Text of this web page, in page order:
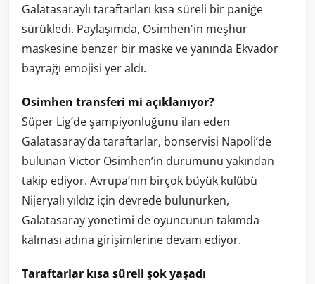
Galatasaraylı taraftarları kısa süreli bir paniğe
sürükledi. Paylaşımda, Osimhen'in meşhur
maskesine benzer bir maske ve yanında Ekvador
bayrağı emojisi yer aldı.
Osimhen transferi mi açıklanıyor?
Süper Lig’de şampiyonluğunu ilan eden
Galatasaray’da taraftarlar, bonservisi Napoli’de
bulunan Victor Osimhen’in durumunu yakından
takip ediyor. Avrupa’nın birçok büyük kulübü
Nijeryalı yıldız için devrede bulunurken,
Galatasaray yönetimi de oyuncunun takımda
kalması adına girişimlerine devam ediyor.
Taraftarlar kısa süreli şok yaşadı